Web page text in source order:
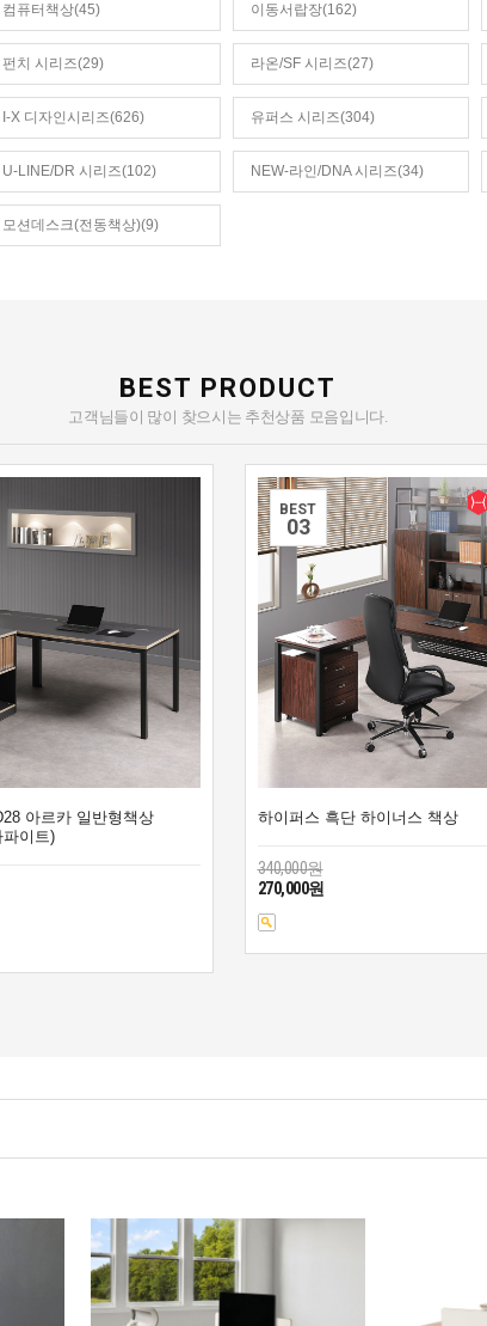
컴퓨터책상(45) 이동서랍장(162)
펀치 시리즈(29) 라온/SF 시리즈(27)
I-X 디자인시리즈(626) 유퍼스 시리즈(304)
U-LINE/DR 시리즈(102) NEW-라인/DNA 시리즈(34)
모션데스크(전동책상)(9)
BEST PRODUCT
고객님들이 많이 찾으시는 추천상품 모음입니다.
아르카 일반형책상
이트)
BEST
03
하이퍼스 흑단 하이너스 책상
340,000원
270,000원